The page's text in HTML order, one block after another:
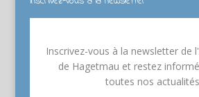
Inscrivez-vous à la newsletter de
de Hagetmau et restez
toutes nos